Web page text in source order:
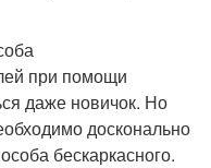
при помощи
даже новичок. Но
досконально
бескаркасного.